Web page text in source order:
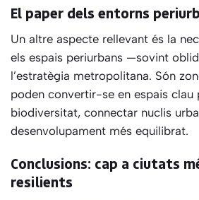
El paper dels entorns
Un altre aspecte rellevant és la
els espais periurbans —sovint
l’estratègia metropolitana. Són
poden convertir-se en espais clau
biodiversitat, connectar nuclis
desenvolupament més equilibrat.
Conclusions: cap a ciutats
resilients